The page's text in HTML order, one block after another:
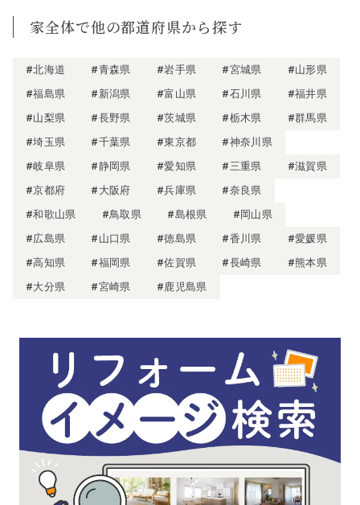
家全体で他の都道府県から探す
#北海道 #青森県 #岩手県 #宮城県
#山形県
#福島県
#新潟県 #富山県 #石川県
#福井県
#山梨県
#長野県 #茨城県 #栃木県
#群馬県
#埼玉県
#千葉県 #東京都
#神奈川県
#岐阜県
#静岡県 #愛知県 #三重県
#滋賀県
#京都府
#大阪府 #兵庫県
#奈良県
#和歌山県
#鳥取県 #島根県
#岡山県
#広島県
#山口県 #徳島県 #香川県
#愛媛県
#高知県
#福岡県 #佐賀県 #長崎県
#熊本県
#大分県
#宮崎県 #鹿児島県